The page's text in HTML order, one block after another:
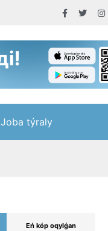
Joba týraly
Eń kóp oqylǵan